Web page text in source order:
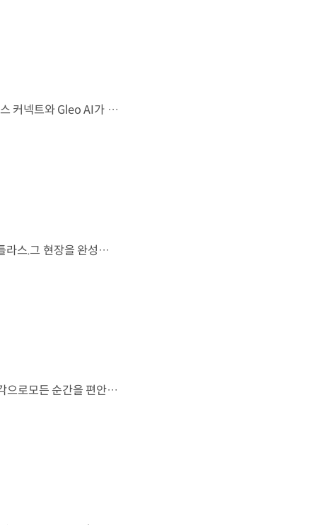
샤크 노즈 형상과 심리스 호라이즌 램프가 완성한 세련된 외관플레오스 커넥트와 Gleo AI가 만드는 스마트한 운전 경험까지. 새롭게 진화한 더 뉴 그랜저를 영상으로 만나보세요. #현대자동차 #더뉴그랜저 #플레오스커넥트 #그랜저 #플래그십세단 #TheNewGrandeur #PleosConnect
FIFA 월드컵 2026™에서 세계 최초로 라이브 퍼포먼스를 선보인 아틀라스.그 현장을 완성한 시니어 프로그램 매니저 세스 데이비스(Seth Davis)가 전하는 퍼포먼스의 비하인드 스토리를 만나보세요. 인터뷰 전문 보기 ▶ 자세히 보기 ▶ #현대자동차 #보스턴다이나믹스 #아틀라스 #로보틱스 #BostonDynamics #Atlas #Robotics #NextStartsNow
도시의 빛을 지나, 숲의 고요를 따라.세련된 디자인과 정제된 주행 감각으로모든 순간을 편안하게 완성하는 더 뉴 그랜저를 만나보세요. *본 영상은 AI를 활용해 제작했습니다. #현대자동차 #더뉴그랜저 #플래그십세단 #그랜저 #플레오스커넥트